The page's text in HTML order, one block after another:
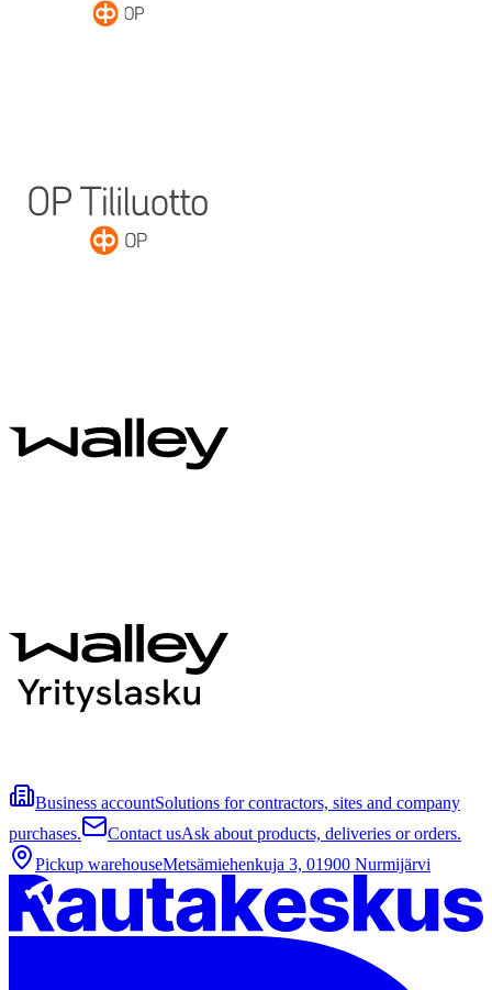
Business accountSolutions for contractors, sites and company
purchases.
Contact usAsk about products, deliveries or orders.
Pickup warehouseMetsämiehenkuja 3, 01900 Nurmijärvi